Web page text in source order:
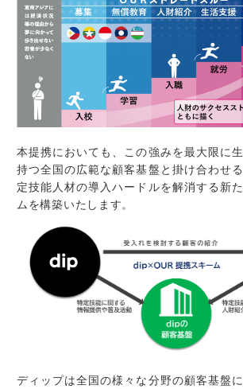
本提携においても、この強みを最大限に
持つ全国の広範な顧客基盤と掛け合わせ
定技能人材の導入ハードルを解消する新
ムを構築いたします。
ディップは全国の様々な分野の顧客基盤